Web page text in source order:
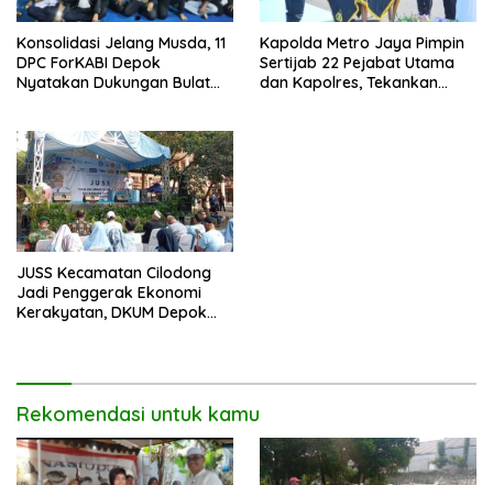
Konsolidasi Jelang Musda, 11
DPC ForKABI Depok
Nyatakan Dukungan Bulat
Kapolda Metro Jaya Pimpin
Sertijab 22 Pejabat Utama
dan Kapolres, Tekankan
JUSS Kecamatan Cilodong
Jadi Penggerak Ekonomi
Kerakyatan, DKUM Depok
Rekomendasi untuk kamu